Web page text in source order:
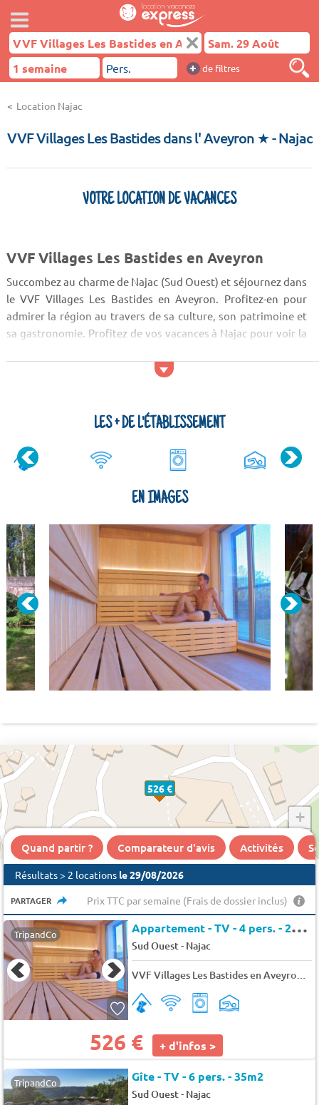
+ de filtres
Location Najac
VVF Villages Les Bastides dans l' Aveyron ★- Najac
VOTRE LOCATION DE VACANCES
VVF Villages Les Bastides en Aveyron
Succombez au charme de Najac (Sud Ouest) et séjournez dans
le VVF Villages Les Bastides en Aveyron. Profitez-en pour
admirer la région au travers de sa culture, son patrimoine et
sa gastronomie. Profitez de vos vacances à Najac pour voir la
vous mériterez bien un petit tour dans la nature ! Vous serez
LES + DE L'ÉTABLISSEMENT
EN IMAGES
526 €
+
−
Quand partir ? Comparateur d'avis Activités
Résultats > 2 locations le 29/08/2026
PARTAGER Prix TTC par semaine (Frais de dossier inclus)
TripandCo A
ppartement - TV - 4 pers. - 27m2
Sud Ouest- Najac
526 € + d'infos >
TripandCo Gîte - TV - 6 pers. - 35m2
Sud Ouest- Najac